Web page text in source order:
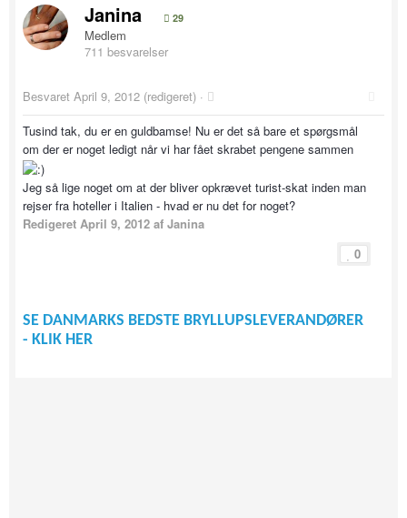
Janina 29
Medlem
711 besvarelser
Besvaret April 9, 2012 (redigeret) ·
Tusind tak, du er en guldbamse! Nu er det så bare et spørgsmål
om der er noget ledigt når vi har fået skrabet pengene sammen
Jeg så lige noget om at der bliver opkrævet turist-skat inden man
rejser fra hoteller i Italien - hvad er nu det for noget?
Redigeret April 9, 2012 af Janina
0
SE DANMARKS BEDSTE BRYLLUPSLEVERANDØRER
- KLIK HER